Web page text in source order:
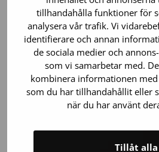
tillhandahålla funktioner för
analysera vår trafik. Vi
identifierare och annan
de sociala medier och
som vi samarbetar med.
kombinera informationen
som du har tillhandahållit eller
när du har använt
Tillåt alla
Cellproduktionscentral och
haploidentiska
patienter. Som
läkemedelsföretag
avancerade
tillverkades som en del av en